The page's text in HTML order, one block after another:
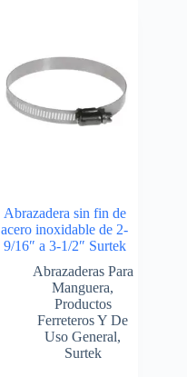
Abrazadera sin fin de
acero inoxidable de 2-
9/16″ a 3-1/2″ Surtek
Abrazaderas Para
Manguera,
Productos
Ferreteros Y De
Uso General,
Surtek